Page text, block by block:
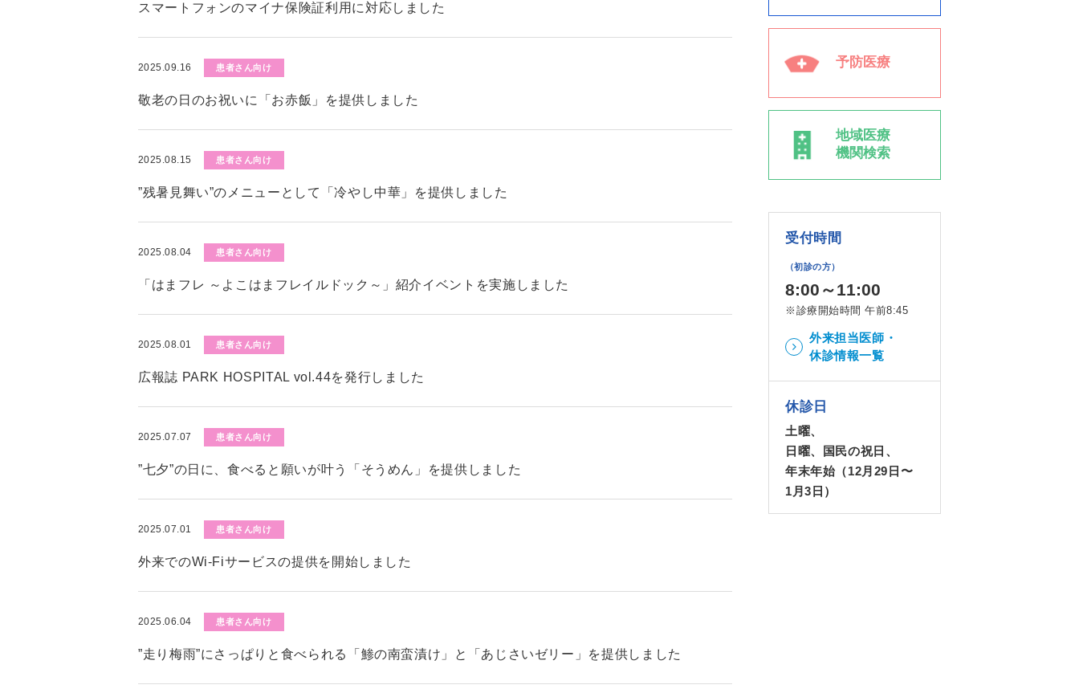
スマートフォンのマイナ保険証利用に対応しました
2025.09.16 患者さん向け
敬老の日のお祝いに「お赤飯」を提供しました
2025.08.15 患者さん向け
”残暑見舞い”のメニューとして「冷やし中華」を提供しました
2025.08.04 患者さん向け
「はまフレ ～よこはまフレイルドック～」紹介イベントを実施しました
2025.08.01 患者さん向け
広報誌 PARK HOSPITAL vol.44を発行しました
2025.07.07 患者さん向け
”七夕”の日に、食べると願いが叶う「そうめん」を提供しました
2025.07.01 患者さん向け
外来でのWi-Fiサービスの提供を開始しました
2025.06.04 患者さん向け
”走り梅雨”にさっぱりと食べられる「鯵の南蛮漬け」と「あじさいゼリー」を提供しました
予防医療
地域医療
機関検索
受付時間
（初診の方）
8:00～11:00
※診療開始時間 午前8:45
外来担当医師・
休診情報一覧
休診日
土曜、
日曜、国民の祝日、
年末年始（12月29日〜
1月3日）